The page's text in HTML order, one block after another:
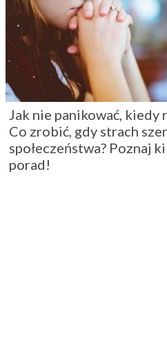
Jak nie panikować, kiedy
Co zrobić, gdy strach
społeczeństwa? Poznaj
porad!